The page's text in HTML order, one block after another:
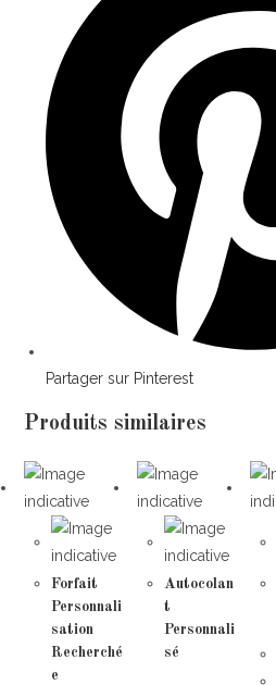
Partager sur Pinterest
Produits similaires
Forfait
Personnali
sation
Recherché
e
Autocolan
t
Personnali
sé